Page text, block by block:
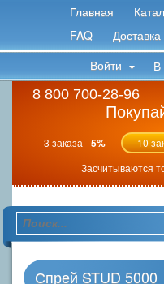
Главная
FAQ
Доставка
В
Войти
3 заказа -5% 10
Засчитываются
8 800 700-28-96
Спрей STUD 5000